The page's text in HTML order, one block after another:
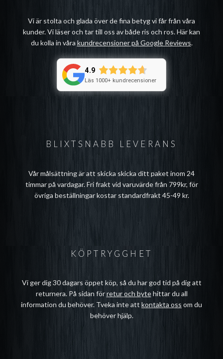
BLIXTSNABB LEVERANS
Vår målsättning är att skicka skicka ditt paket inom 24
timmar på vardagar. Fri frakt vid varuvärde från 799kr, för
övriga beställningar kostar standardfrakt 45-49 kr.
Vi är stolta och glada över de fina betyg vi får från våra
kunder. Vi läser och tar till oss av både ris och ros. Här kan
du kolla in våra kundrecensioner på Google Reviews.
4.9
Läs 1000+ kundrecensioner
KÖPTRYGGHET
Vi ger dig 30 dagars öppet köp, så du har god tid på dig att
returnera. På sidan förretur och bytehittar du all
information du behöver. Tveka inte att kontakta oss om du
behöver hjälp.